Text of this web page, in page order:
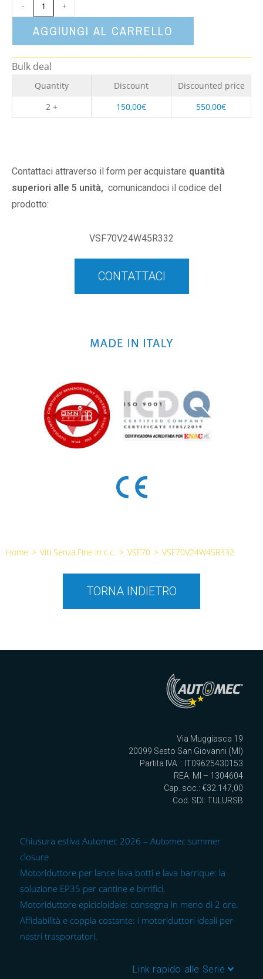
- +
AGGIUNGI AL CARRELLO
Bulk deal
Quantity Discount
Discounted price
2 +
150,00€ 550,00€
Contattaci attraverso il form per acquistare quantità
superiori alle 5 unità, comunicandoci il codice del
prodotto:
VSF70V24W45R332
CONTATTACI
Home > Viti Senza Fine in c.c. > VSF70 > VSF70V24W45R332
TORNA INDIETRO
Via Muggiasca 19
20099 Sesto San Giovanni (MI)
Partita IVA: : IT09625430153
REA: MI – 1304604
Cap. soc.: €32.147,00
Cod. SDI: TULURSB
Chiusura estiva Automec 2026 – Automec summer
closure
Motoriduttore per lance lava botti e lava barrique: la
soluzione EP35 per cantine e birrifici.
Motoriduttore epicicloidale: consegna in meno di 2 ore.
Affidabilità e coppia costante: i motoriduttori ideali per
nastri trasportatori.
Link rapido alle Serie